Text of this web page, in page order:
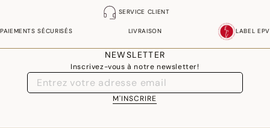
SERVICE CLIENT
PAIEMENTS SÉCURISÉS LIVRAISON LABEL EPV
NEWSLETTER
Inscrivez-vous à notre newsletter!
M'INSCRIRE